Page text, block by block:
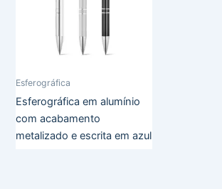
Esferográfica
Esferográfica em alumínio
com acabamento
metalizado e escrita em azul